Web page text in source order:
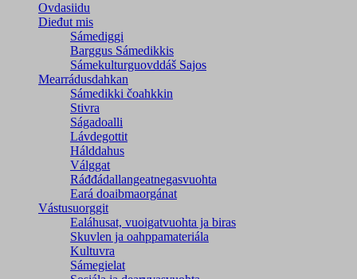
Ovdasiidu
Dieđut mis
Sámediggi
Barggus Sámedikkis
Sámekulturguovddáš Sajos
Mearrádusdahkan
Sámedikki čoahkkin
Stivra
Ságadoalli
Lávdegottit
Hálddahus
Válggat
Ráđđádallangeatnegas­vuohta
Eará doaibmaorgánat
Vástusuorggit
Ealáhusat, vuoigatvuohta ja biras
Skuvlen ja oahppamateriála
Kultuvra
Sámegielat